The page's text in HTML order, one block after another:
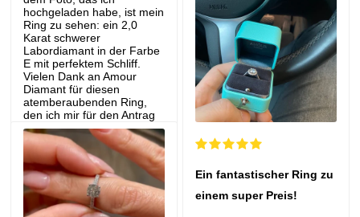
hochgeladen habe, ist mein
Ring zu sehen: ein 2,0
Karat schwerer
Labordiamant in der Farbe
E mit perfektem Schliff.
Vielen Dank an Amour
Diamant für diesen
atemberaubenden Ring,
den ich mir für den Antrag
meines Traummannes
gewünscht habe!
Cindy M.
Verifizierter
Kauf
Ovaler Diamantring
Ein fantastischer Ring zu
einem super Preis!